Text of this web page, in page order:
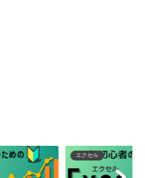
エクセル